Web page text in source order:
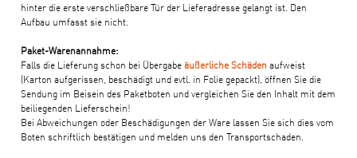
hinter die erste verschließbare Tür der Lieferadresse gelangt ist. Den
Aufbau umfasst sie nicht.
Paket-Warenannahme:
Falls die Lieferung schon bei Übergabe äußerliche Schäden aufweist
(Karton aufgerissen, beschädigt und evtl. in Folie gepackt), öffnen Sie die
Sendung im Beisein des Paketboten und vergleichen Sie den Inhalt mit dem
beiliegenden Lieferschein!
Bei Abweichungen oder Beschädigungen der Ware lassen Sie sich dies vom
Boten schriftlich bestätigen und melden uns den Transportschaden.